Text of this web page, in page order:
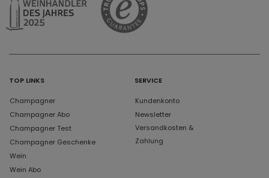
TOP LINKS
Champagner
Champagner Abo
Champagner Test
Champagner Geschenke
Wein
Wein Abo
SERVICE
Kundenkonto
Newsletter
Versandkosten &
Zahlung